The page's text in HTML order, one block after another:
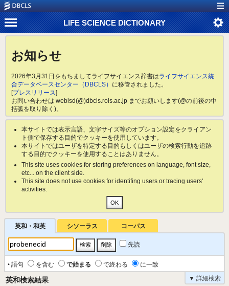
LIFE SCIENCE DICTIONARY
お知らせ
2026年3月31日をもちましてライフサイエンス辞書はライフサイエンス統
合データベースセンター（DBCLS） に移管されました。
[プレスリリース]
お問い合わせは weblsd(@)dbcls.rois.ac.jp までお願いします(@の前後の中
括弧を取り除く)。
本サイトでは表示言語、文字サイズ等のオプション設定をクライアン
ト側で保存する目的でクッキーを使用しています。
本サイトではユーザを特定する目的もしくはユーザの検索行動を追跡
する目的でクッキーを使用することはありません。
This site uses cookies for storing preferences on language, font size,
etc... on the client side.
This site does not use cookies for identifing users or tracing users'
activities.
英和・和英 シソーラス コーパス
先読
‣ 語句 を含む で始まる で終わる
に一致
▼ 詳細検索
英和検索結果